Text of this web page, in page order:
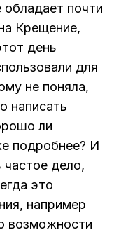
почти
Крещение,
день
для
не поняла,
написать
ли
подробнее? И
частое дело,
это
например
возможности